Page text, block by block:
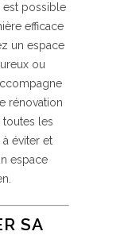
est possible
efficace
un espace
ou
rénovation
toutes les
éviter et
espace
SA